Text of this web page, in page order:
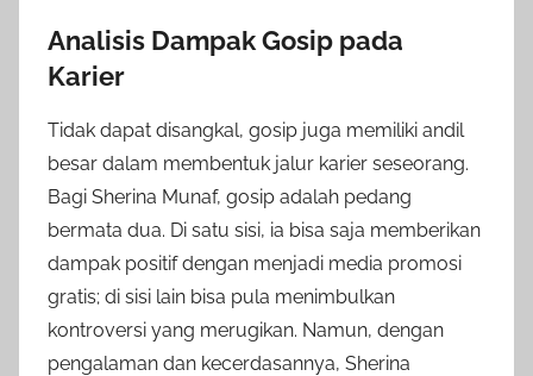
Analisis Dampak Gosip pada
Karier
Tidak dapat disangkal, gosip juga memiliki andil
besar dalam membentuk jalur karier seseorang.
Bagi Sherina Munaf, gosip adalah pedang
bermata dua. Di satu sisi, ia bisa saja memberikan
dampak positif dengan menjadi media promosi
gratis; di sisi lain bisa pula menimbulkan
kontroversi yang merugikan. Namun, dengan
pengalaman dan kecerdasannya, Sherina